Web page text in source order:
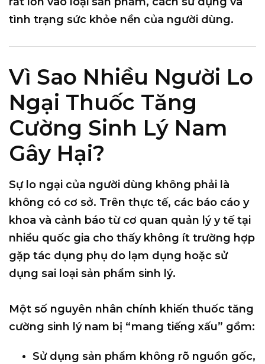
tình trạng sức khỏe nền của người dùng.
Vì Sao Nhiều Người Lo
Ngại Thuốc Tăng
Cường Sinh Lý Nam
Gây Hại?
Sự lo ngại của người dùng không phải là
không có cơ sở. Trên thực tế, các báo cáo y
khoa và cảnh báo từ cơ quan quản lý y tế tại
nhiều quốc gia cho thấy không ít trường hợp
gặp tác dụng phụ do lạm dụng hoặc sử
dụng sai loại sản phẩm sinh lý.
Một số nguyên nhân chính khiến thuốc tăng
cường sinh lý nam bị “mang tiếng xấu” gồm:
Sử dụng sản phẩm không rõ nguồn gốc,